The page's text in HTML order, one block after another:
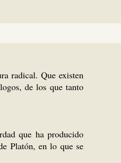
radical. Que existen
de los que tanto
que ha producido
Platón, en lo que se